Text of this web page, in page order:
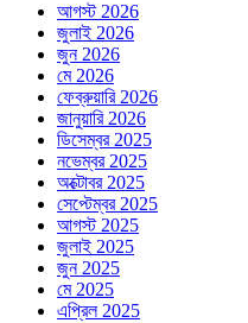
আগস্ট 2026
জুলাই 2026
জুন 2026
মে 2026
ফেব্রুয়ারি 2026
জানুয়ারি 2026
ডিসেম্বর 2025
নভেম্বর 2025
অক্টোবর 2025
সেপ্টেম্বর 2025
আগস্ট 2025
জুলাই 2025
জুন 2025
মে 2025
এপ্রিল 2025